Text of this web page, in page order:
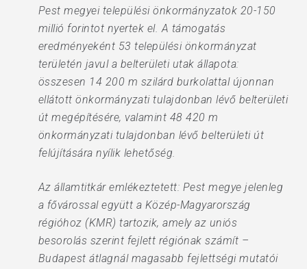
Pest megyei települési önkormányzatok 20-150
millió forintot nyertek el. A támogatás
eredményeként 53 települési önkormányzat
területén javul a belterületi utak állapota:
összesen 14 200 m szilárd burkolattal újonnan
ellátott önkormányzati tulajdonban lévő belterületi
út megépítésére, valamint 48 420 m
önkormányzati tulajdonban lévő belterületi út
felújítására nyílik lehetőség.
Az államtitkár emlékeztetett: Pest megye jelenleg
a fővárossal együtt a Közép-Magyarország
régióhoz (KMR) tartozik, amely az uniós
besorolás szerint fejlett régiónak számít –
Budapest átlagnál magasabb fejlettségi mutatói